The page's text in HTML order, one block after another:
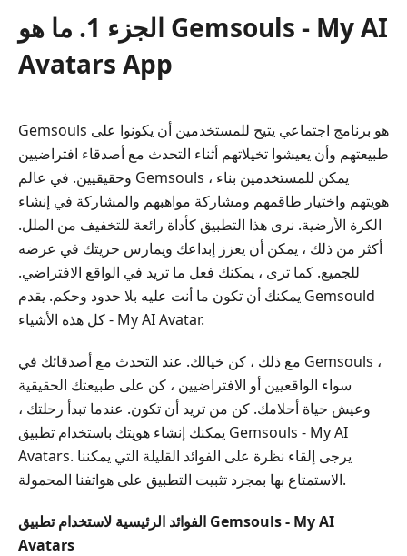
الجزء 1. ما هو Gemsouls - My AI
Avatars App
Gemsouls هو برنامج اجتماعي يتيح للمستخدمين أن يكونوا على
طبيعتهم وأن يعيشوا تخيلاتهم أثناء التحدث مع أصدقاء افتراضيين
وحقيقيين. في عالم Gemsouls ، يمكن للمستخدمين بناء
هويتهم واختيار طاقمهم ومشاركة مواهبهم والمشاركة في إنشاء
الكرة الأرضية. نرى هذا التطبيق كأداة رائعة للتخفيف من الملل.
أكثر من ذلك ، يمكن أن يعزز إبداعك ويمارس حريتك في عرضه
للجميع. كما ترى ، يمكنك فعل ما تريد في الواقع الافتراضي.
يمكنك أن تكون ما أنت عليه بلا حدود وحكم. يقدم Gemsould
كل هذه الأشياء - My AI Avatar.
مع ذلك ، كن خيالك. عند التحدث مع أصدقائك في Gemsouls ،
سواء الواقعيين أو الافتراضيين ، كن على طبيعتك الحقيقية
وعيش حياة أحلامك. كن من تريد أن تكون. عندما تبدأ رحلتك ،
يمكنك إنشاء هويتك باستخدام تطبيق Gemsouls - My AI
Avatars. يرجى إلقاء نظرة على الفوائد القليلة التي يمكننا
الاستمتاع بها بمجرد تثبيت التطبيق على هواتفنا المحمولة.
الفوائد الرئيسية لاستخدام تطبيق Gemsouls - My AI
Avatars